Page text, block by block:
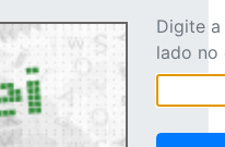
Digite
lado no